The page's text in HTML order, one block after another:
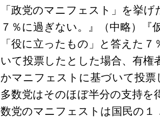
「政党のマニフェスト」を挙
７％に過ぎない。』（中略）『
「役に立ったもの」と答えた
いて投票したとした場合、有権
かマニフェストに基づいて投
多数党はそのほぼ半分の支持を
数党のマニフェストは国民の１